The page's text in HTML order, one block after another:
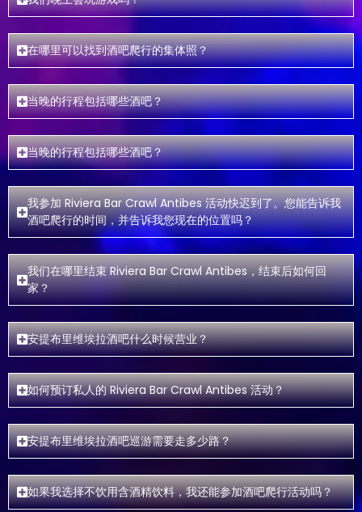
在哪里可以找到酒吧爬行的集体照？
当晚的行程包括哪些酒吧？
当晚的行程包括哪些酒吧？
我参加 Riviera Bar Crawl Antibes 活动快迟到了。您能告诉我
酒吧爬行的时间，并告诉我您现在的位置吗？
我们在哪里结束 Riviera Bar Crawl Antibes，结束后如何回
家？
安提布里维埃拉酒吧什么时候营业？
如何预订私人的 Riviera Bar Crawl Antibes 活动？
安提布里维埃拉酒吧巡游需要走多少路？
如果我选择不饮用含酒精饮料，我还能参加酒吧爬行活动吗？